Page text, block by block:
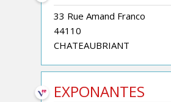
33 Rue Amand Franco
44110
CHATEAUBRIANT
EXPONANTES